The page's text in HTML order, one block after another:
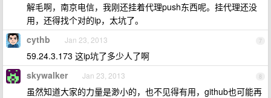
解毛啊，南京电信，我刚还挂着代理push东西呢。挂代理还没
用，还得找个对的ip，太坑了。
7
cythb Jan 23, 2013
59.24.3.173 这ip坑了多少人了啊
8
skywalker Jan 23, 2013
虽然知道大家的力量是渺小的，也不见得有用，github也可能再